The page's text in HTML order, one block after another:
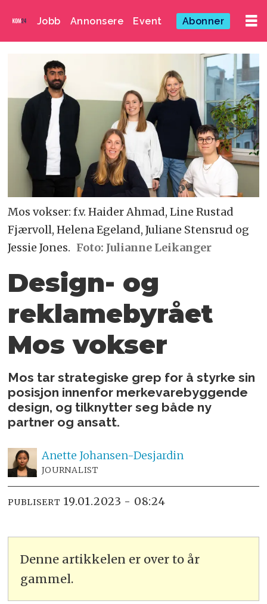
Jobb Annonsere Event Abonner
Mos vokser: f.v. Haider Ahmad, Line Rustad
Fjærvoll, Helena Egeland, Juliane Stensrud og
Jessie Jones. Foto: Julianne Leikanger
Design- og
reklame­byrået
Mos vokser
Mos tar strategiske grep for å styrke sin
posisjon innenfor merkevarebyggende
design, og tilknytter seg både ny
partner og ansatt.
Anette Johansen-Desjardin
JOURNALIST
PUBLISERT 19.01.2023 - 08:24
Denne artikkelen er over to år
gammel.